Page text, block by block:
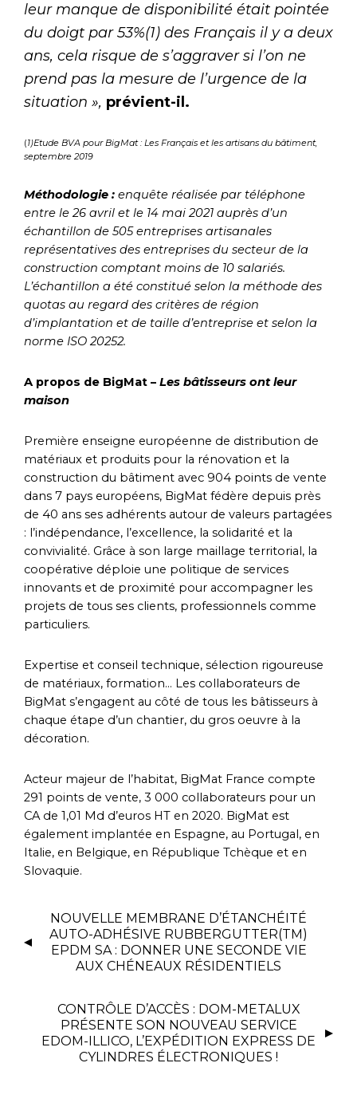
leur manque de disponibilité était pointée
du doigt par 53%(1) des Français il y a deux
ans, cela risque de s’aggraver si l’on ne
prend pas la mesure de l’urgence de la
situation », prévient-il.
(1)Etude BVA pour BigMat : Les Français et les artisans du bâtiment,
septembre 2019
Méthodologie : enquête réalisée par téléphone
entre le 26 avril et le 14 mai 2021 auprès d’un
échantillon de 505 entreprises artisanales
représentatives des entreprises du secteur de la
construction comptant moins de 10 salariés.
L’échantillon a été constitué selon la méthode des
quotas au regard des critères de région
d’implantation et de taille d’entreprise et selon la
norme ISO 20252.
A propos de BigMat – Les bâtisseurs ont leur
maison
Première enseigne européenne de distribution de
matériaux et produits pour la rénovation et la
construction du bâtiment avec 904 points de vente
dans 7 pays européens, BigMat fédère depuis près
de 40 ans ses adhérents autour de valeurs partagées
: l’indépendance, l’excellence, la solidarité et la
convivialité. Grâce à son large maillage territorial, la
coopérative déploie une politique de services
innovants et de proximité pour accompagner les
projets de tous ses clients, professionnels comme
particuliers.
Expertise et conseil technique, sélection rigoureuse
de matériaux, formation… Les collaborateurs de
BigMat s’engagent au côté de tous les bâtisseurs à
chaque étape d’un chantier, du gros oeuvre à la
décoration.
Acteur majeur de l’habitat, BigMat France compte
291 points de vente, 3 000 collaborateurs pour un
CA de 1,01 Md d’euros HT en 2020. BigMat est
également implantée en Espagne, au Portugal, en
Italie, en Belgique, en République Tchèque et en
Slovaquie.
NOUVELLE MEMBRANE D’ÉTANCHÉITÉ
AUTO-ADHÉSIVE RUBBERGUTTER(TM)
EPDM SA : DONNER UNE SECONDE VIE
AUX CHÉNEAUX RÉSIDENTIELS
CONTRÔLE D’ACCÈS : DOM-METALUX
PRÉSENTE SON NOUVEAU SERVICE
EDOM-ILLICO, L’EXPÉDITION EXPRESS DE
CYLINDRES ÉLECTRONIQUES !